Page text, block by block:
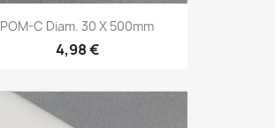
POM-C Diam. 30 X 500mm
4,98 €